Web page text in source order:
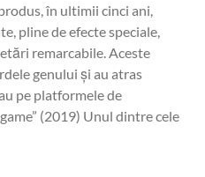
în ultimii cinci ani,
pline de efecte speciale,
remarcabile. Aceste
genului și au atras
pe platformele de
(2019) Unul dintre cele